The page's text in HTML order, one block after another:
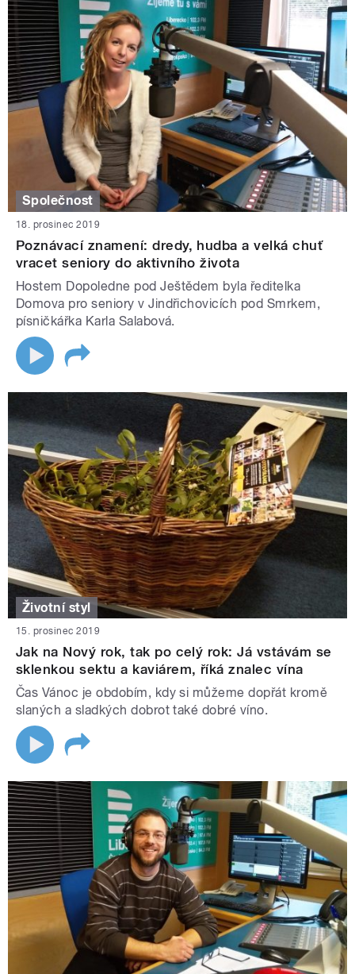
Společnost
18. prosinec 2019
Poznávací znamení: dredy, hudba a velká chuť
vracet seniory do aktivního života
Hostem Dopoledne pod Ještědem byla ředitelka
Domova pro seniory v Jindřichovicích pod Smrkem,
písničkářka Karla Salabová.
Životní styl
15. prosinec 2019
Jak na Nový rok, tak po celý rok: Já vstávám se
sklenkou sektu a kaviárem, říká znalec vína
Čas Vánoc je obdobím, kdy si můžeme dopřát kromě
slaných a sladkých dobrot také dobré víno.